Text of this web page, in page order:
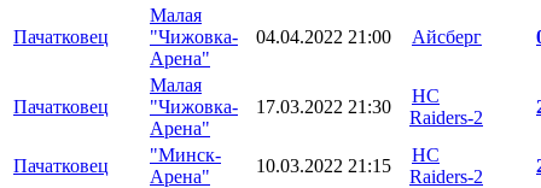
Пачатковец
Малая
"Чижовка-
Арена"
04.04.2022 21:00 Айсберг
Пачатковец
Малая
"Чижовка-
Арена"
17.03.2022 21:30
HC
Raiders-2
Пачатковец
"Минск-
Арена"
10.03.2022 21:15
HC
Raiders-2